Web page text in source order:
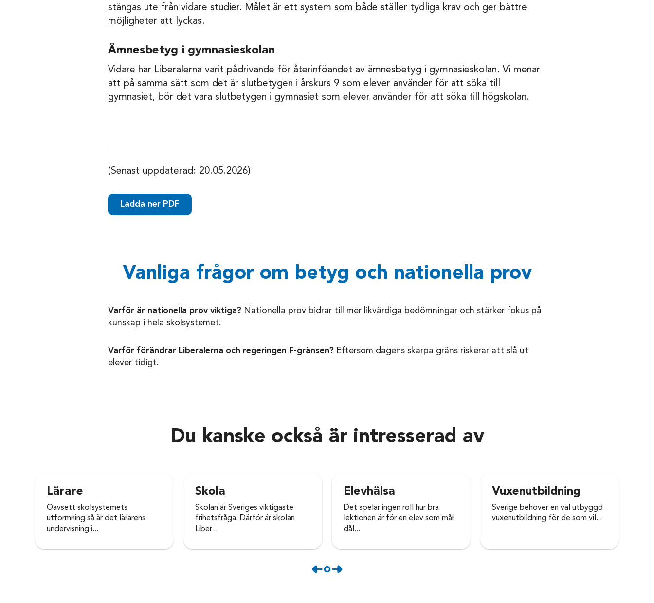
stängas ute från vidare studier. Målet är ett system som både ställer tydliga krav och ger bättre
möjligheter att lyckas.
Ämnesbetyg i gymnasieskolan
Vidare har Liberalerna varit pådrivande för återinföandet av ämnesbetyg i gymnasieskolan. Vi menar
att på samma sätt som det är slutbetygen i årskurs 9 som elever använder för att söka till
gymnasiet, bör det vara slutbetygen i gymnasiet som elever använder för att söka till högskolan.
(Senast uppdaterad: 20.05.2026)
Ladda ner PDF
Vanliga frågor om betyg och nationella prov
Varför är nationella prov viktiga? Nationella prov bidrar till mer likvärdiga bedömningar och stärker fokus på
kunskap i hela skolsystemet.
Varför förändrar Liberalerna och regeringen F-gränsen? Eftersom dagens skarpa gräns riskerar att slå ut
elever tidigt.
Du kanske också är intresserad av
Lärare
Oavsett skolsystemets
utformning så är det lärarens
undervisning i...
Skola
Skolan är Sveriges viktigaste
frihetsfråga. Därför är skolan
Liber...
Elevhälsa
Det spelar ingen roll hur bra
lektionen är för en elev som mår
dål...
Vuxenutbildning
Sverige behöver en väl utbyggd
vuxenutbildning för de som vil...